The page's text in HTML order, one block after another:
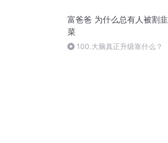
富爸爸 为什么总有人被割韭
菜
100.大脑真正升级靠什么？